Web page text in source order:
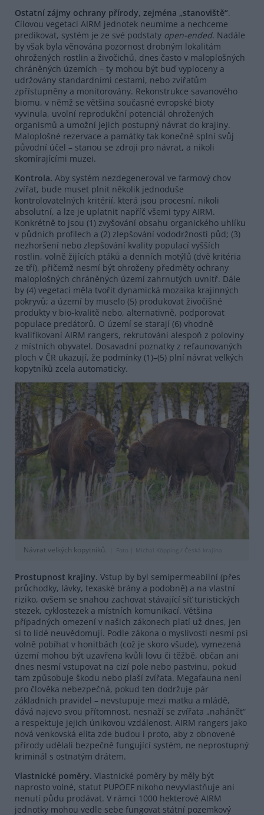
Ostatní zájmy ochrany přírody, zejména „stanoviště“.
Cílovou vegetaci AIRM jednotek neumíme a nechceme
predikovat, systém je ze své podstaty open-ended. Nadále
by však byla věnována pozornost drobným lokalitám
ohrožených rostlin a živočichů, dnes často v maloplošných
chráněných územích – ty mohou být buď vyploceny a
udržovány standardními cestami, nebo zvířatům
zpřístupněny a monitorovány. Rekonstrukce savanového
biomu, v němž se většina současné evropské bioty
vyvinula, uvolní reprodukční potenciál ohrožených
organismů a umožní jejich postupný návrat do krajiny.
Maloplošné rezervace a památky tak konečně splní svůj
původní účel – stanou se zdroji pro návrat, a nikoli
skomírajícími muzei.
Kontrola. Aby systém nezdegeneroval ve farmový chov
zvířat, bude muset plnit několik jednoduše
kontrolovatelných kritérií, která jsou procesní, nikoli
absolutní, a lze je uplatnit napříč všemi typy AIRM.
Konkrétně to jsou (1) zvyšování obsahu organického uhlíku
v půdních profilech a (2) zlepšování vododržnosti půd; (3)
nezhoršení nebo zlepšování kvality populací vyšších
rostlin, volně žijících ptáků a denních motýlů (dvě kritéria
ze tří), přičemž nesmí být ohroženy předměty ochrany
maloplošných chráněných území zahrnutých uvnitř. Dále
by (4) vegetaci měla tvořit dynamická mozaika krajinných
pokryvů; a území by muselo (5) produkovat živočišné
produkty v bio-kvalitě nebo, alternativně, podporovat
populace predátorů. O území se starají (6) vhodně
kvalifikovaní AIRM rangers, rekrutováni alespoň z poloviny
z místních obyvatel. Dosavadní poznatky z refaunovaných
ploch v ČR ukazují, že podmínky (1)–(5) plní návrat velkých
kopytníků zcela automaticky.
Návrat velkých kopytníků. Foto | Michal Köpping / Česká krajina
Prostupnost krajiny. Vstup by byl semipermeabilní (přes
průchodky, lávky, texaské brány a podobně) a na vlastní
riziko, ovšem se snahou zachovat stávající síť turistických
stezek, cyklostezek a místních komunikací. Většina
případných omezení v našich zákonech platí už dnes, jen
si to lidé neuvědomují. Podle zákona o myslivosti nesmí psi
volně pobíhat v honitbách (což je skoro všude), vymezená
území mohou být uzavřena kvůli lovu či těžbě, občan ani
dnes nesmí vstupovat na cizí pole nebo pastvinu, pokud
tam způsobuje škodu nebo plaší zvířata. Megafauna není
pro člověka nebezpečná, pokud ten dodržuje pár
základních pravidel – nevstupuje mezi matku a mládě,
dává najevo svou přítomnost, nesnaží se zvířata „nahánět“
a respektuje jejich únikovou vzdálenost. AIRM rangers jako
nová venkovská elita zde budou i proto, aby z obnovené
přírody udělali bezpečně fungující systém, ne neprostupný
kriminál s ostnatým drátem.
Vlastnické poměry. Vlastnické poměry by měly být
naprosto volné, statut PUPOEF nikoho nevyvlastňuje ani
nenutí půdu prodávat. V rámci 1000 hekterové AIRM
jednotky mohou vedle sebe fungovat státní pozemkový